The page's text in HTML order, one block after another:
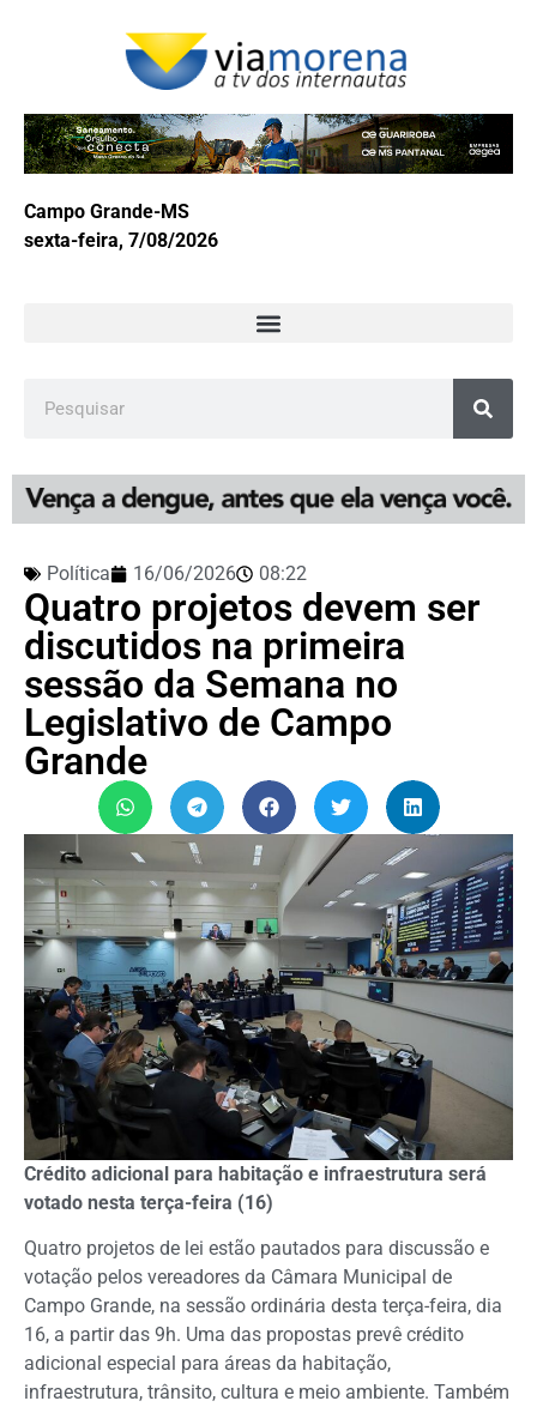
Campo Grande-MS
sexta-feira, 7/08/2026
Política 16/06/2026 08:22
Quatro projetos devem ser
discutidos na primeira
sessão da Semana no
Legislativo de Campo
Grande
Crédito adicional para habitação e infraestrutura será
votado nesta terça-feira (16)
Quatro projetos de lei estão pautados para discussão e
votação pelos vereadores da Câmara Municipal de
Campo Grande, na sessão ordinária desta terça-feira, dia
16, a partir das 9h. Uma das propostas prevê crédito
adicional especial para áreas da habitação,
infraestrutura, trânsito, cultura e meio ambiente. Também